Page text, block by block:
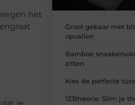
het
je
Groot gebaar met
opvallen
Bamboe
zitten
Kies de perfecte
123theorie: Slim je